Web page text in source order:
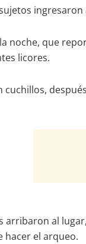
sujetos
noche, que
licores.
cuchillos,
arribaron al
hacer el arqueo.